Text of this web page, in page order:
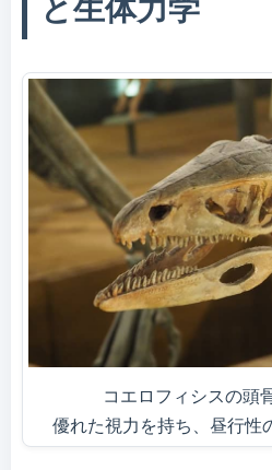
と生体力学
コエロフィシスの頭
優れた視力を持ち、昼行性